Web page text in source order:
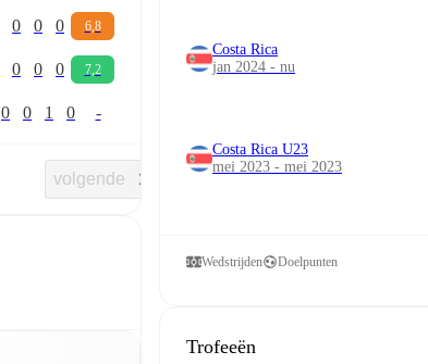
0 0 0 6,8
0 0 0 7,2
0 0 1 0 -
volgende
Costa Rica
jan 2024 - nu
Costa Rica U23
mei 2023 - mei 2023
Wedstrijden Doelpunten
Trofeeën